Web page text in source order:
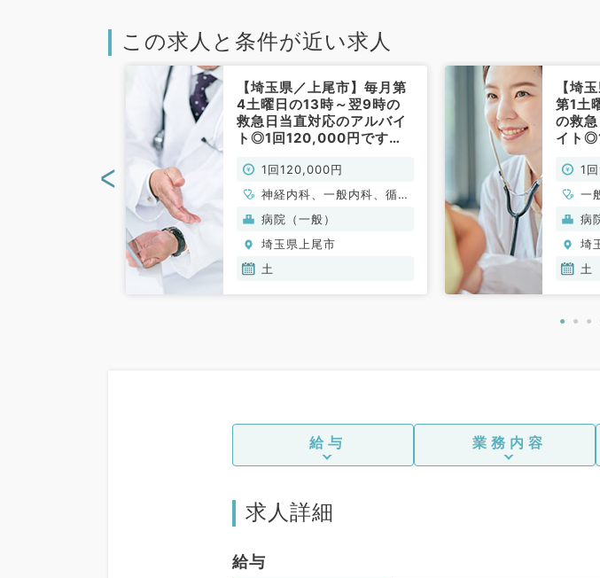
この求人と条件が近い求人
【埼玉県／上尾市】毎月第
4土曜日の13時～翌9時の
救急日当直対応のアルバイ
ト◎1回120,000円です
1回120,000円
神経内科、一般内科、循環
器内科、呼吸器内科、消化
器内科、内分泌・代謝内
科、腎臓内科、老年内科、
血液内科、膠原病科
病院（一般）
埼玉県上尾市
土
【埼
第1土
の救
イト
勤）1
一
般
病
埼
土
<
給与 業務内容
求人詳細
給与